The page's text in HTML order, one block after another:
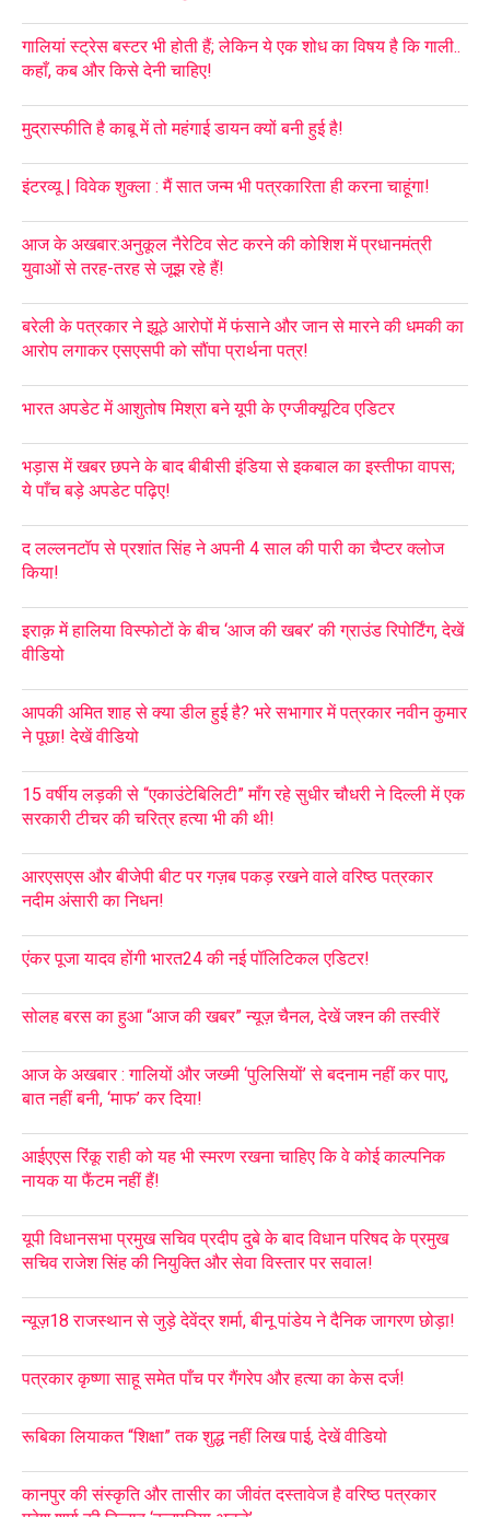
गालियां स्ट्रेस बस्टर भी होती हैं; लेकिन ये एक शोध का विषय है कि गाली..
कहाँ, कब और किसे देनी चाहिए!
मुद्रास्फीति है काबू में तो महंगाई डायन क्यों बनी हुई है!
इंटरव्यू | विवेक शुक्ला : मैं सात जन्म भी पत्रकारिता ही करना चाहूंगा!
आज के अखबार:अनुकूल नैरेटिव सेट करने की कोशिश में प्रधानमंत्री
युवाओं से तरह-तरह से जूझ रहे हैं!
बरेली के पत्रकार ने झूठे आरोपों में फंसाने और जान से मारने की धमकी का
आरोप लगाकर एसएसपी को सौंपा प्रार्थना पत्र!
भारत अपडेट में आशुतोष मिश्रा बने यूपी के एग्जीक्यूटिव एडिटर
भड़ास में खबर छपने के बाद बीबीसी इंडिया से इकबाल का इस्तीफा वापस;
ये पाँच बड़े अपडेट पढ़िए!
द लल्लनटॉप से प्रशांत सिंह ने अपनी 4 साल की पारी का चैप्टर क्लोज
किया!
इराक़ में हालिया विस्फोटों के बीच ‘आज की खबर’ की ग्राउंड रिपोर्टिंग, देखें
वीडियो
आपकी अमित शाह से क्या डील हुई है? भरे सभागार में पत्रकार नवीन कुमार
ने पूछा! देखें वीडियो
15 वर्षीय लड़की से “एकाउंटेबिलिटी” माँग रहे सुधीर चौधरी ने दिल्ली में एक
सरकारी टीचर की चरित्र हत्या भी की थी!
आरएसएस और बीजेपी बीट पर गज़ब पकड़ रखने वाले वरिष्ठ पत्रकार
नदीम अंसारी का निधन!
एंकर पूजा यादव होंगी भारत24 की नई पॉलिटिकल एडिटर!
सोलह बरस का हुआ “आज की खबर” न्यूज़ चैनल, देखें जश्न की तस्वीरें
आज के अखबार : गालियों और जख्मी ‘पुलिसियों’ से बदनाम नहीं कर पाए,
बात नहीं बनी, ‘माफ’ कर दिया!
आईएएस रिंकू राही को यह भी स्मरण रखना चाहिए कि वे कोई काल्पनिक
नायक या फैंटम नहीं हैं!
यूपी विधानसभा प्रमुख सचिव प्रदीप दुबे के बाद विधान परिषद के प्रमुख
सचिव राजेश सिंह की नियुक्ति और सेवा विस्तार पर सवाल!
न्यूज़18 राजस्थान से जुड़े देवेंद्र शर्मा, बीनू पांडेय ने दैनिक जागरण छोड़ा!
पत्रकार कृष्णा साहू समेत पाँच पर गैंगरेप और हत्या का केस दर्ज!
रूबिका लियाकत “शिक्षा” तक शुद्ध नहीं लिख पाई, देखें वीडियो
कानपुर की संस्कृति और तासीर का जीवंत दस्तावेज है वरिष्ठ पत्रकार